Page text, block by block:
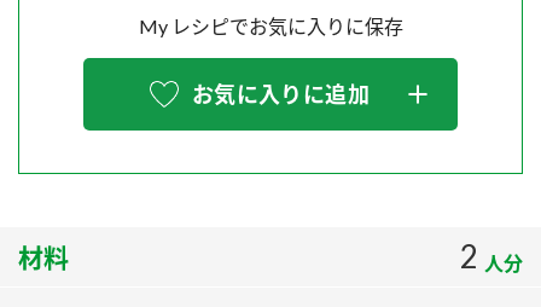
炊き込みご飯の素 米飯用調味液
スペシャルサイト
お酢を知ろう！
ぽん酢サワー
MIM（ミツカンミュージアム）
各部門が大切にしていること
販売終了製品のご案内
よくあるご質問
地図から取り扱い店舗を探す
My レシピでお気に入りに保存
お気に入りに追加
材料 2 人分